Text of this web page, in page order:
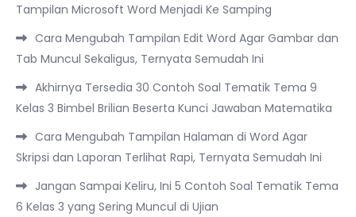
Tampilan Microsoft Word Menjadi Ke Samping
Cara Mengubah Tampilan Edit Word Agar Gambar dan
Tab Muncul Sekaligus, Ternyata Semudah Ini
Akhirnya Tersedia 30 Contoh Soal Tematik Tema 9
Kelas 3 Bimbel Brilian Beserta Kunci Jawaban Matematika
Cara Mengubah Tampilan Halaman di Word Agar
Skripsi dan Laporan Terlihat Rapi, Ternyata Semudah Ini
Jangan Sampai Keliru, Ini 5 Contoh Soal Tematik Tema
6 Kelas 3 yang Sering Muncul di Ujian